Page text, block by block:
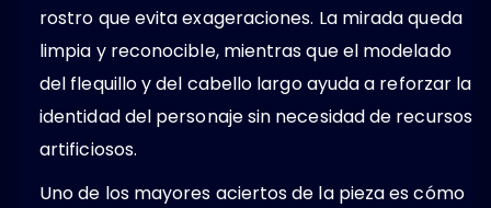
rostro que evita exageraciones. La mirada queda
limpia y reconocible, mientras que el modelado
del flequillo y del cabello largo ayuda a reforzar la
identidad del personaje sin necesidad de recursos
artificiosos.
Uno de los mayores aciertos de la pieza es cómo